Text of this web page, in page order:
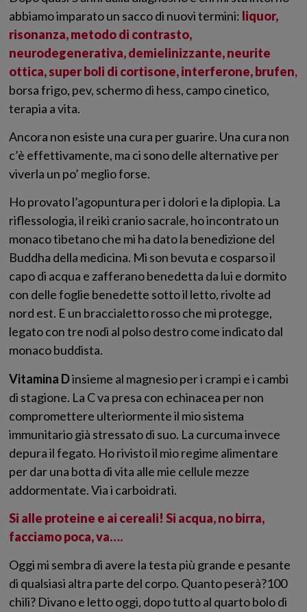
abbiamo imparato un sacco di nuovi termini: liquor,
risonanza, metodo di contrasto,
neurodegenerativa, demielinizzante, neurite
ottica, super boli di cortisone, interferone, brufen,
borsa frigo, pev, schermo di hess, campo cinetico,
terapia a vita.
Ancora non esiste una cura per guarire. Una cura non
c’è effettivamente, ma ci sono delle alternative per
viverla un po’ meglio forse.
Ho provato l’agopuntura per i dolori e la diplopia. La
riflessologia, il reiki cranio sacrale, ho incontrato un
monaco tibetano che mi ha dato la benedizione del
Buddha della medicina. Mi son bevuta e cosparso il
capo di acqua e zafferano benedetta da lui e dormito
con delle foglie benedette sotto il letto, rivolte ad
nord est. E un braccialetto rosso che mi protegge,
legato con tre nodi al polso destro come indicato dal
monaco buddista.
Vitamina Dinsieme al magnesio per i crampi e i cambi
di stagione. La C va presa con echinacea per non
compromettere ulteriormente il mio sistema
immunitario già stressato di suo. La curcuma invece
depura il fegato. Ho rivisto il mio regime alimentare
per dar una botta di vita alle mie cellule mezze
addormentate. Via i carboidrati.
Si alle proteine e ai cereali! Si acqua, no birra,
facciamo poca, va….
Oggi mi sembra di avere la testa più grande e pesante
di qualsiasi altra parte del corpo. Quanto peserà?100
chili? Divano e letto oggi, dopo tutto al quarto bolo di